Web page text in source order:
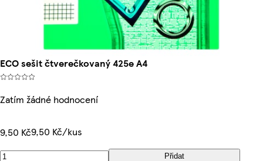
ECO sešit čtverečkovaný 425e A4
Zatím žádné hodnocení
9,50 Kč9,50 Kč/kus
Přidat